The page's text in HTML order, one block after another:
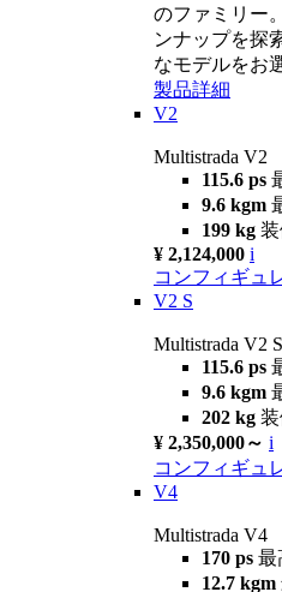
のファミリー
ンナップを探
なモデルをお
製品詳細
V2
Multistrada V2
115.6 ps
9.6 kgm
199 kg
¥ 2,124,000 i
コンフィギュ
V2 S
Multistrada V2 S
115.6 ps
9.6 kgm
202 kg
¥ 2,350,000～ i
コンフィギュ
V4
Multistrada V4
170 ps 最
12.7 kgm